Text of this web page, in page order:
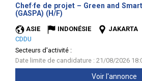
Chef·fe de projet – Green and
(GASPA) (H/F)
ASIE INDONÉSIE
JAKARTA
CDDU
Secteurs d'activité :
Date limite de candidature : 21/08/2026
Voir l'annonce